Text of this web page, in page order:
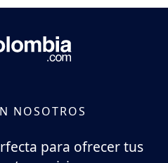
NOSOTROS
para ofrecer tus